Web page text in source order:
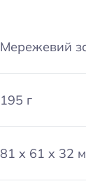
Мережевий
195 г
81 x 61 x 32